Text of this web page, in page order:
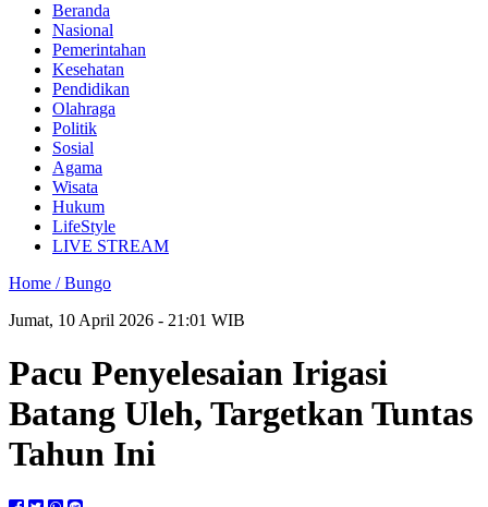
Beranda
Nasional
Pemerintahan
Kesehatan
Pendidikan
Olahraga
Politik
Sosial
Agama
Wisata
Hukum
LifeStyle
LIVE STREAM
Home /Bungo
Jumat, 10 April 2026 - 21:01 WIB
Pacu Penyelesaian Irigasi
Batang Uleh, Targetkan Tuntas
Tahun Ini